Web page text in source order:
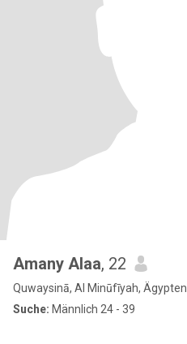
Amany Alaa, 22
Quwaysinā, Al Minūfīyah, Ägypten
Suche: Männlich 24 - 39